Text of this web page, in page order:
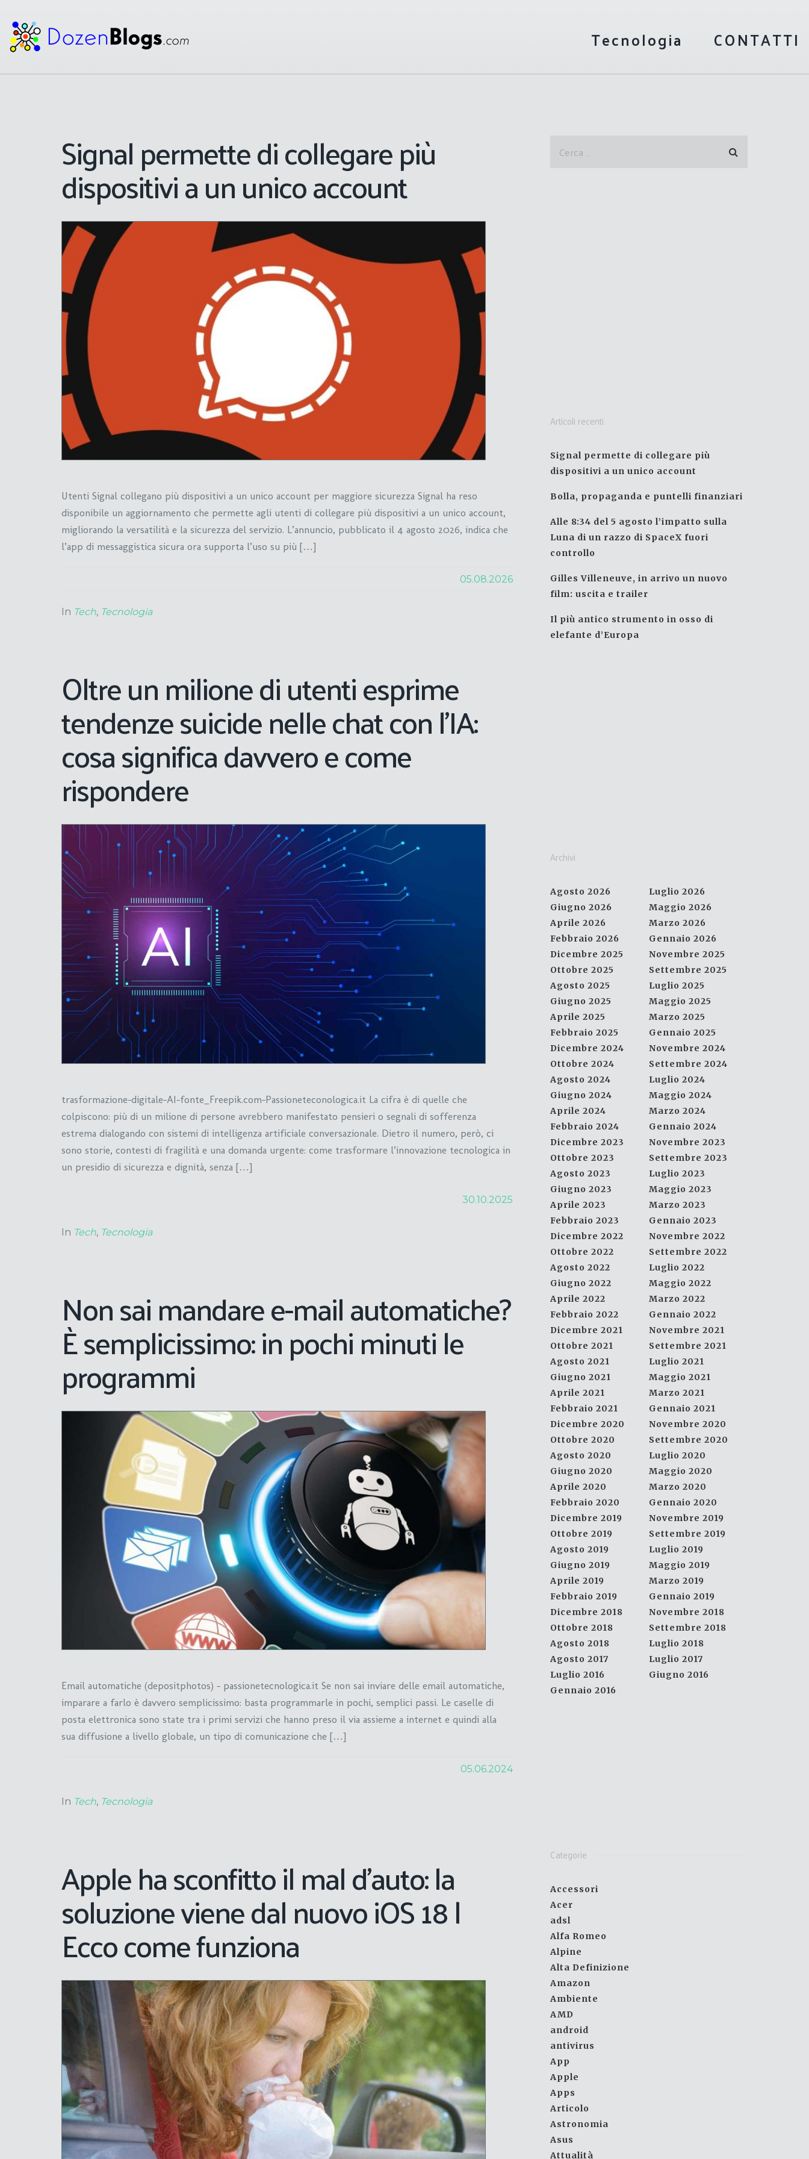
Tecnologia CONTATTI
Signal permette di collegare più
dispositivi a un unico account
Utenti Signal collegano più dispositivi a un unico account per maggiore sicurezza Signal ha reso
disponibile un aggiornamento che permette agli utenti di collegare più dispositivi a un unico account,
migliorando la versatilità e la sicurezza del servizio. L’annuncio, pubblicato il 4 agosto 2026, indica che
l’app di messaggistica sicura ora supporta l’uso su più […]
05.08.2026
In Tech, Tecnologia
Oltre un milione di utenti esprime
tendenze suicide nelle chat con l’IA:
cosa significa davvero e come
rispondere
trasformazione-digitale-AI-fonte_Freepik.com-Passioneteconologica.it La cifra è di quelle che
colpiscono: più di un milione di persone avrebbero manifestato pensieri o segnali di sofferenza
estrema dialogando con sistemi di intelligenza artificiale conversazionale. Dietro il numero, però, ci
sono storie, contesti di fragilità e una domanda urgente: come trasformare l’innovazione tecnologica in
un presidio di sicurezza e dignità, senza […]
30.10.2025
In Tech, Tecnologia
Non sai mandare e-mail automatiche?
È semplicissimo: in pochi minuti le
programmi
Email automatiche (depositphotos) – passionetecnologica.it Se non sai inviare delle email automatiche,
imparare a farlo è davvero semplicissimo: basta programmarle in pochi, semplici passi. Le caselle di
posta elettronica sono state tra i primi servizi che hanno preso il via assieme a internet e quindi alla
sua diffusione a livello globale, un tipo di comunicazione che […]
05.06.2024
In Tech, Tecnologia
Apple ha sconfitto il mal d’auto: la
soluzione viene dal nuovo iOS 18 |
Ecco come funziona
Articoli recenti
Signal permette di collegare più
dispositivi a un unico account
Bolla, propaganda e puntelli finanziari
Alle 8:34 del 5 agosto l’impatto sulla
Luna di un razzo di SpaceX fuori
controllo
Gilles Villeneuve, in arrivo un nuovo
film: uscita e trailer
Il più antico strumento in osso di
elefante d’Europa
Archivi
Agosto 2026
Luglio 2026
Giugno 2026
Maggio 2026
Aprile 2026
Marzo 2026
Febbraio 2026
Gennaio 2026
Dicembre 2025
Novembre 2025
Ottobre 2025
Settembre 2025
Agosto 2025
Luglio 2025
Giugno 2025
Maggio 2025
Aprile 2025
Marzo 2025
Febbraio 2025
Gennaio 2025
Dicembre 2024
Novembre 2024
Ottobre 2024
Settembre 2024
Agosto 2024
Luglio 2024
Giugno 2024
Maggio 2024
Aprile 2024
Marzo 2024
Febbraio 2024
Gennaio 2024
Dicembre 2023
Novembre 2023
Ottobre 2023
Settembre 2023
Agosto 2023
Luglio 2023
Giugno 2023
Maggio 2023
Aprile 2023
Marzo 2023
Febbraio 2023
Gennaio 2023
Dicembre 2022
Novembre 2022
Ottobre 2022
Settembre 2022
Agosto 2022
Luglio 2022
Giugno 2022
Maggio 2022
Aprile 2022
Marzo 2022
Febbraio 2022
Gennaio 2022
Dicembre 2021
Novembre 2021
Ottobre 2021
Settembre 2021
Agosto 2021
Luglio 2021
Giugno 2021
Maggio 2021
Aprile 2021
Marzo 2021
Febbraio 2021
Gennaio 2021
Dicembre 2020
Novembre 2020
Ottobre 2020
Settembre 2020
Agosto 2020
Luglio 2020
Giugno 2020
Maggio 2020
Aprile 2020
Marzo 2020
Febbraio 2020
Gennaio 2020
Dicembre 2019
Novembre 2019
Ottobre 2019
Settembre 2019
Agosto 2019
Luglio 2019
Giugno 2019
Maggio 2019
Aprile 2019
Marzo 2019
Febbraio 2019
Gennaio 2019
Dicembre 2018
Novembre 2018
Ottobre 2018
Settembre 2018
Agosto 2018
Luglio 2018
Agosto 2017
Luglio 2017
Luglio 2016
Giugno 2016
Gennaio 2016
Categorie
Accessori
Acer
adsl
Alfa Romeo
Alpine
Alta Definizione
Amazon
Ambiente
AMD
android
antivirus
App
Apple
Apps
Articolo
Astronomia
Asus
Attualità